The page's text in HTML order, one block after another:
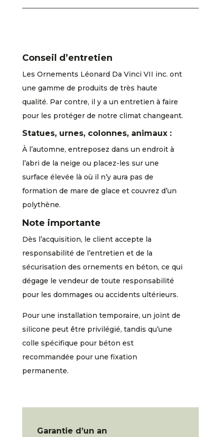
Conseil d’entretien
Les Ornements Léonard Da Vinci VII inc. ont
une gamme de produits de très haute
qualité. Par contre, il y a un entretien à faire
pour les protéger de notre climat changeant.
Statues, urnes, colonnes, animaux :
À l’automne, entreposez dans un endroit à
l’abri de la neige ou placez-les sur une
surface élevée là où il n’y aura pas de
formation de mare de glace et couvrez d’un
polythène.
Note importante
Dès l’acquisition, le client accepte la
responsabilité de l’entretien et de la
sécurisation des ornements en béton, ce qui
dégage le vendeur de toute responsabilité
pour les dommages ou accidents ultérieurs.
Pour une installation temporaire, un joint de
silicone peut être privilégié, tandis qu’une
colle spécifique pour béton est
recommandée pour une fixation
permanente.
Garantie d’un an